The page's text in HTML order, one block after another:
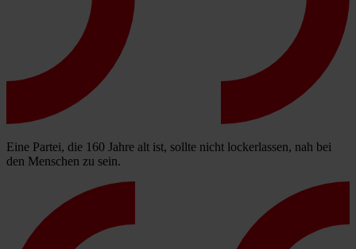
Eine Partei, die 160 Jahre alt ist, sollte nicht lockerlassen, nah bei
den Menschen zu sein.